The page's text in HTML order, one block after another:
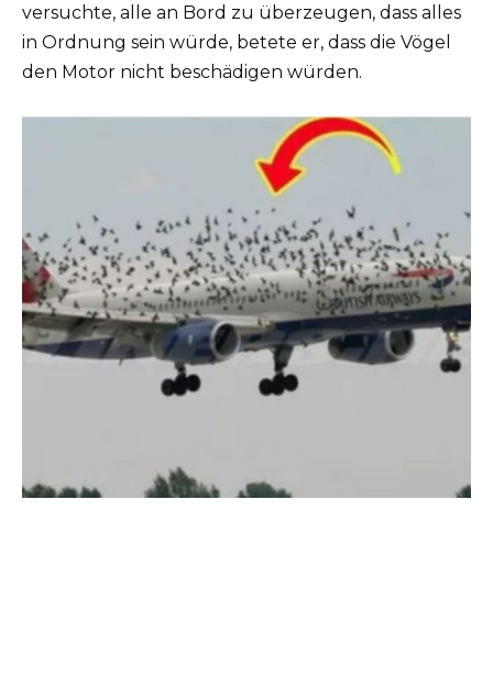
versuchte, alle an Bord zu überzeugen, dass alles
in Ordnung sein würde, betete er, dass die Vögel
den Motor nicht beschädigen würden.